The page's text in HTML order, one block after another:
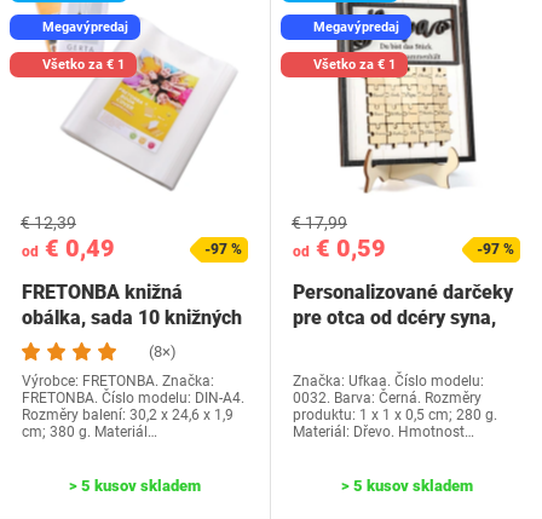
Megavýpredaj
Všetko za € 1
od € 0,49
€ 12,39
-97 %
FRETONBA knižná
obálka, sada 10 knižných
dosiek, priehľadné…
(8×)
Výrobce: FRETONBA. Značka:
FRETONBA. Číslo modelu: DIN-A4.
Rozměry balení: 30,2 x 24,6 x 1,9
cm; 380 g. Materiál…
> 5 kusov skladem
Megavýpredaj
Všetko za € 1
od € 0,59
€ 17,99
-97 %
Personalizované darčeky
pre otca od dcéry syna,
Značka: Ufkaa. Číslo modelu:
0032. Barva: Černá. Rozměry
produktu: 1 x 1 x 0,5 cm; 280 g.
Materiál: Dřevo. Hmotnost…
> 5 kusov skladem